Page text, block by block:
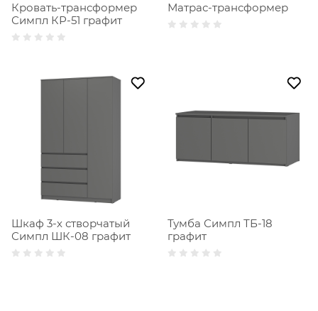
Кровать-трансформер
Симпл КР-51 графит
Матрас-трансформер
Шкаф 3-х створчатый
Симпл ШК-08 графит
Тумба Симпл ТБ-18
графит